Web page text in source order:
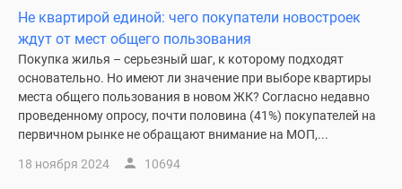
Квартиры
карте
Ипотечный
калькулятор
Семейная
ипотека
Военная
Не квартирой единой: чего покупатели новостроек
ждут от мест общего пользования
Покупка жилья – серьезный шаг, к которому подходят
основательно. Но имеют ли значение при выборе квартиры
места общего пользования в новом ЖК? Согласно недавно
проведенному опросу, почти половина (41%) покупателей на
первичном рынке не обращают внимание на МОП,...
18 ноября 2024 10694